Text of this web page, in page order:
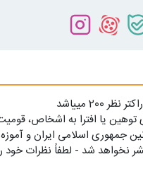
200 ميياشد
توهین یا افترا به اشخاص،
جمهوری اسلامی ایران و
نخواهد شد - لطفاً نظرات خود